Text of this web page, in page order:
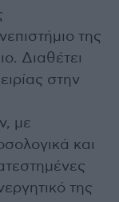
της
Διαθέτει
στην
με
και
της